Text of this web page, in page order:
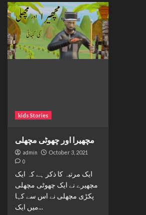
kids Stories
مچھیرا اور چھوٹی مچھلی
admin October 3, 2021
0
ایک مرتبہ کا ذکر ہے کہ ایک
مچھیرے نے ایک چھوٹی مچھلی
پکڑی مچھلی نے اس سے کہا
میں ایک...